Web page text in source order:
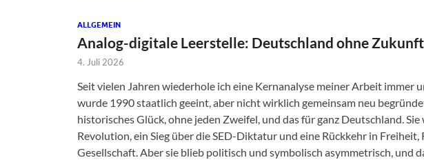
ALLGEMEIN
Analog-digitale Leerstelle: Deutschland ohne
4. Juli 2026
Seit vielen Jahren wiederhole ich eine Kernanalyse meiner Arbeit immer
wurde 1990 staatlich geeint, aber nicht wirklich gemeinsam neu
historisches Glück, ohne jeden Zweifel, und das für ganz Deutschland.
Revolution, ein Sieg über die SED-Diktatur und eine Rückkehr in
Gesellschaft. Aber sie blieb politisch und symbolisch asymmetrisch, und